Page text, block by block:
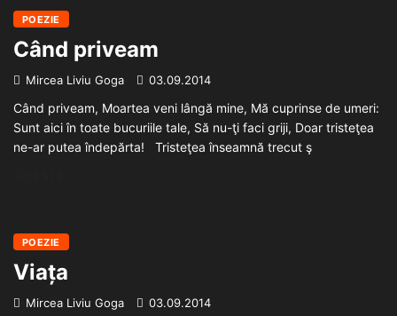
POEZIE
Când priveam
Mircea Liviu Goga 03.09.2014
Când priveam, Moartea veni lângă mine, Mă cuprinse de umeri:
Sunt aici în toate bucuriile tale, Să nu-ţi faci griji, Doar tristeţea
ne-ar putea îndepărta! Tristeţea înseamnă trecut ş
POEZIE
Viața
Mircea Liviu Goga 03.09.2014